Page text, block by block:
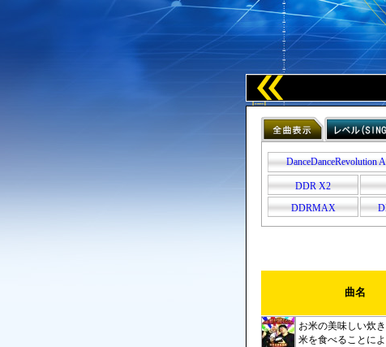
DanceDanceRevolution A
DDR X2
DDRMAX
曲名
お米の美味しい炊
米を食べることによ